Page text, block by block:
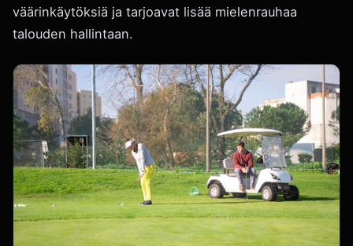
väärinkäytöksiä ja tarjoavat lisää mielenrauhaa
talouden hallintaan.